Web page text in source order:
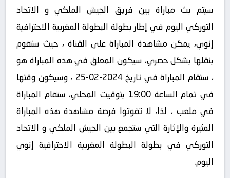
سيتم بث مباراة بين فريق الجيش الملكي و الاتحاد
التوركي اليوم في إطار بطولة البطولة المغربية الاحترافية
إنوي، يمكن مشاهدة المباراة على القناة ، حيث ستقوم
بنقلها بشكل حصري، سيكون المعلق في هذه المباراة هو
، ستقام المباراة في تاريخ 2024-02-25 ، وسيكون وقتها
في تمام الساعة 19:00 بتوقيت المحلي، ستقام المباراة
في ملعب ، لذا، لا تفوتوا فرصة مشاهدة هذه المباراة
المثيرة والإثارة التي ستجمع بين الجيش الملكي و الاتحاد
التوركي في بطولة البطولة المغربية الاحترافية إنوي
اليوم.